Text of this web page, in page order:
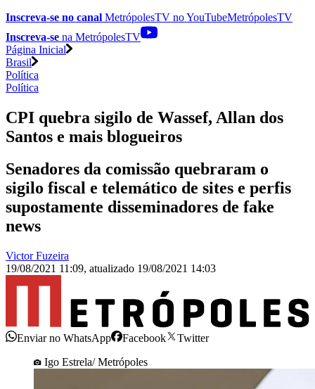
Inscreva-se no canal MetrópolesTV noYouTubeMetrópolesTV
Inscreva-se na MetrópolesTV
Página Inicial
Brasil
Política
Política
CPI quebra sigilo de Wassef, Allan dos
Santos e mais blogueiros
Senadores da comissão quebraram o
sigilo fiscal e telemático de sites e perfis
supostamente disseminadores de fake
news
Victor Fuzeira
19/08/2021 11:09, atualizado 19/08/2021 14:03
Enviar no WhatsApp Facebook
Twitter
Igo Estrela/ Metrópoles